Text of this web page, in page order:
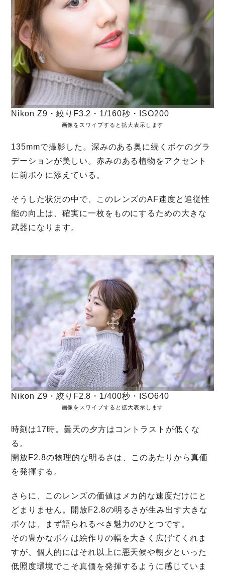
Nikon Z9・絞りF3.2・1/160秒・ISO200
画像をスワイプすると拡大表示します
135mmで撮影した。深みのある奥に続くボケのグラ
デーションが美しい。赤みのある植物をアクセント
に前ボケに添えている。
そうした状況の中で、このレンズのAF速度と追従性
能の向上は、確実に一枚をものにするための大きな
武器になります。
Nikon Z9・絞りF2.8・1/400秒・ISO640
画像をスワイプすると拡大表示します
時刻は17時。曇天の夕方はコントラストが低くな
る。
開放F2.8の物理的な明るさは、このあたりから真価
を発揮する。
さらに、このレンズの価値はメカ的な速度だけにと
どまりません。開放F2.8の明るさが生み出す大きな
ボケは、まず語られるべき魅力のひとつです。
その豊かなボケは絵作りの幅を大きく広げてくれま
すが、個人的にはそれ以上に悪天候や朝夕といった
低照度環境でこそ真価を発揮するように感じていま